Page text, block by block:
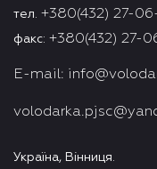
тел. +380(432) 27-
факс: +380(432) 27-
E-mail:
Україна, Вінниця.